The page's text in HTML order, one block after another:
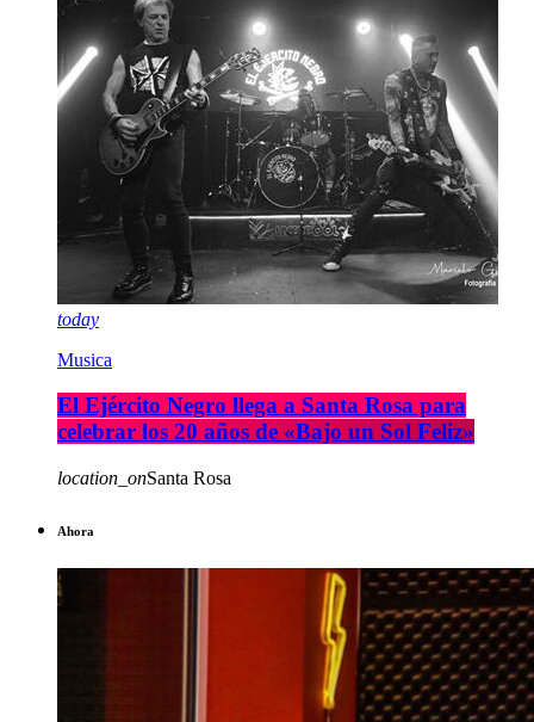
today
Musica
El Ejército Negro llega a Santa Rosa para
celebrar los 20 años de «Bajo un Sol Feliz»
location_onSanta Rosa
Ahora